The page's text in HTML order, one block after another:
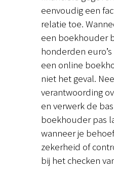
eenvoudig een
relatie toe.
een boekhouder
honderden
een online
niet het geval.
verantwoording
en verwerk de
boekhouder pas
wanneer je
zekerheid of
bij het checken